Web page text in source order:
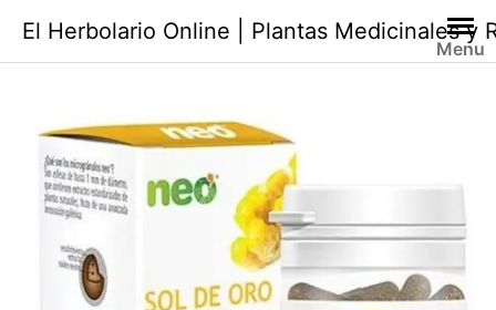
contenido
El Herbolario Online | Plantas Medicinales y
Menu